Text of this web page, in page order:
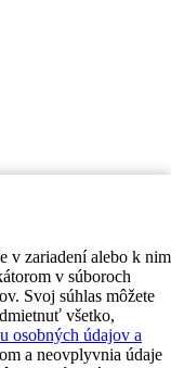
v zariadení alebo k nim
v súboroch
Svoj súhlas môžete
všetko,
osobných údajov a
a neovplyvnia údaje